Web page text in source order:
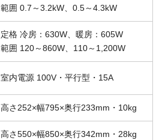
範囲 0.7～3.2kW、0.5～4.3kW
定格 冷房：630W、暖房：605W
範囲 120～860W、110～1,200W
室内電源 100V・平行型・15A
高さ252×幅795×奥行233mm・10kg
高さ550×幅850×奥行342mm・28kg